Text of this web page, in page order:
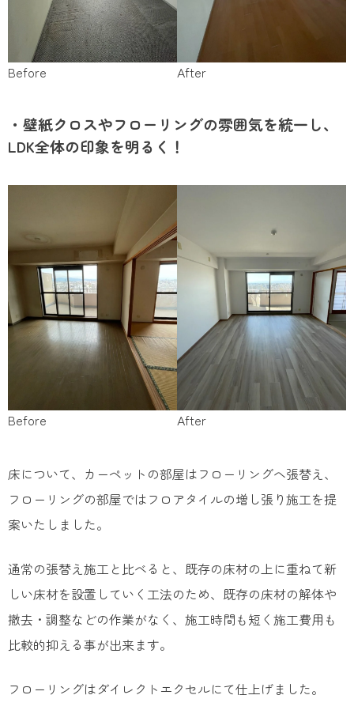
Before After
・壁紙クロスやフローリングの雰囲気を統一し、
LDK全体の印象を明るく！
Before After
床について、カーペットの部屋はフローリングへ張替え、
フローリングの部屋ではフロアタイルの増し張り施工を提
案いたしました。
通常の張替え施工と比べると、既存の床材の上に重ねて新
しい床材を設置していく工法のため、既存の床材の解体や
撤去・調整などの作業がなく、施工時間も短く施工費用も
比較的抑える事が出来ます。
フローリングはダイレクトエクセルにて仕上げました。